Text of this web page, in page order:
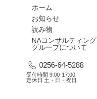
ホーム
お知らせ
読み物
NAコンサルティング
グループについて
0256-64-5288
受付時間 9:00-17:00
定休日 土・日・祝日